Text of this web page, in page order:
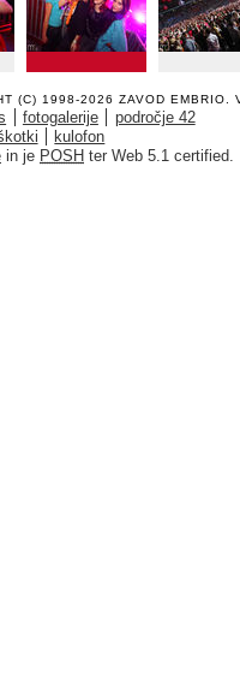
(C) 1998-2026 ZAVOD EMBRIO .
fotogalerije
področje 42
kulofon
in je POSH ter Web 5.1 certified.